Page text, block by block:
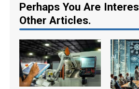
Perhaps You Are
Other Articles.